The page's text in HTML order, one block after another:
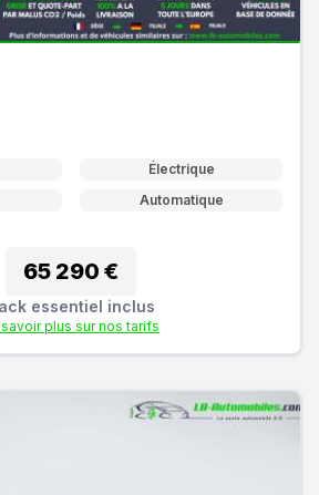
Électrique
Automatique
65 290 €
essentiel inclus
savoir plus sur nos tarifs